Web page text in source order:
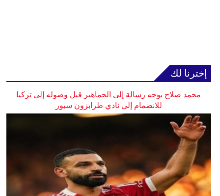
إخترنا لك
محمد صلاح يوجه رسالة إلى الجماهير قبل وصوله إلى تركيا
للانضمام إلى نادي طرابزون سبور